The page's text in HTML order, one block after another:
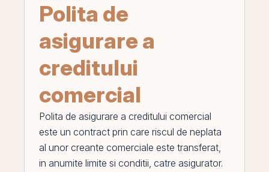
Polita de
asigurare a
creditului
comercial
Polita de asigurare a creditului comercial
este un contract prin care riscul de neplata
al unor creante comerciale este transferat,
in anumite limite si conditii, catre asigurator.